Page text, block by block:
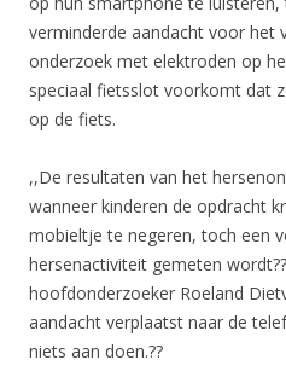
verminderde aandacht voor het
onderzoek met elektroden op
speciaal fietsslot voorkomt dat
op de fiets.
,,De resultaten van het
wanneer kinderen de opdracht
mobieltje te negeren, toch een
hersenactiviteit gemeten
hoofdonderzoeker Roeland
aandacht verplaatst naar de
niets aan doen.??